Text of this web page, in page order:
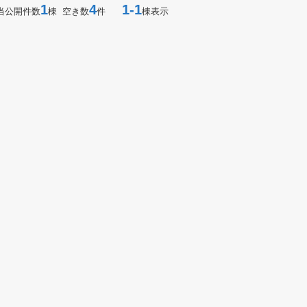
公開件数1棟 空き数4件 1-1棟表示